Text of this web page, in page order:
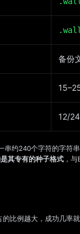
备份
12/
串约240个字符的字符
其专有的种子格式 ，
比例越大，成功几率就